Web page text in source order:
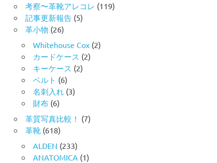
考察〜革靴アレコレ (119)
記事更新報告(5)
革小物 (26)
Whitehouse Cox(2)
カードケース (2)
キーケース (2)
ベルト (6)
名刺入れ (3)
財布(6)
革質写真比較！ (7)
革靴(618)
ALDEN (233)
ANATOMICA (1)